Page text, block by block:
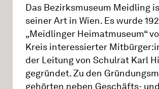
Das Bezirksmuseum Meidling
seiner Art in Wien. Es wurde
„Meidlinger Heimatmuseum“
Kreis interessierter
der Leitung von Schulrat Karl
gegründet. Zu den
gehörten neben Geschäfts-